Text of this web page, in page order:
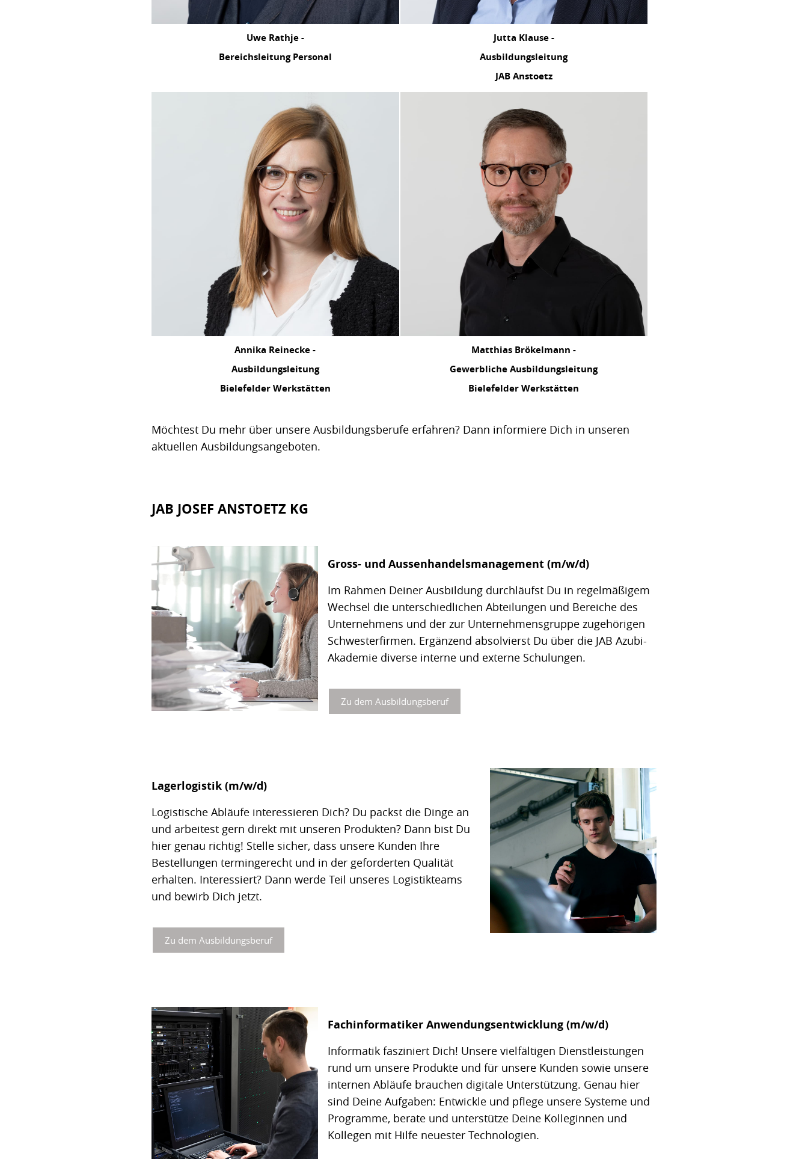
Uwe Rathje -
Bereichsleitung Personal
Jutta Klause -
Ausbildungsleitung
JAB Anstoetz
Annika Reinecke -
Ausbildungsleitung
Bielefelder Werkstätten
Matthias Brökelmann -
Gewerbliche Ausbildungsleitung
Bielefelder Werkstätten
Möchtest Du mehr über unsere Ausbildungsberufe erfahren? Dann informiere Dich in unseren
aktuellen Ausbildungsangeboten.
JAB JOSEF ANSTOETZ KG
Gross- und Aussenhandelsmanagement (m/w/d)
Im Rahmen Deiner Ausbildung durchläufst Du in regelmäßigem
Wechsel die unterschiedlichen Abteilungen und Bereiche des
Unternehmens und der zur Unternehmensgruppe zugehörigen
Schwesterfirmen. Ergänzend absolvierst Du über die JAB Azubi-
Akademie diverse interne und externe Schulungen.
Zu dem Ausbildungsberuf
Lagerlogistik (m/w/d)
Logistische Abläufe interessieren Dich? Du packst die Dinge an
und arbeitest gern direkt mit unseren Produkten? Dann bist Du
hier genau richtig! Stelle sicher, dass unsere Kunden Ihre
Bestellungen termingerecht und in der geforderten Qualität
erhalten. Interessiert? Dann werde Teil unseres Logistikteams
und bewirb Dich jetzt.
Zu dem Ausbildungsberuf
Fachinformatiker Anwendungsentwicklung (m/w/d)
Informatik fasziniert Dich! Unsere vielfältigen Dienstleistungen
rund um unsere Produkte und für unsere Kunden sowie unsere
internen Abläufe brauchen digitale Unterstützung. Genau hier
sind Deine Aufgaben: Entwickle und pflege unsere Systeme und
Programme, berate und unterstütze Deine Kolleginnen und
Kollegen mit Hilfe neuester Technologien.